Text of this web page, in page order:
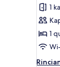
Tidur
es,
1
1